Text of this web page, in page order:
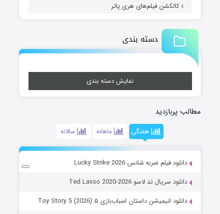
کالکشن فیلم‌های هری پاتر
دسته بندی
نمایش دسته بندی
مطالب پربازدید
هفتگی ماهانه سالانه
دانلود فیلم ضربه شانس Lucky Strike 2026
دانلود سریال تد لاسو Ted Lasso 2020-2026
دانلود انیمیشن داستان اسباب‌بازی ۵ Toy Story 5 (2026)